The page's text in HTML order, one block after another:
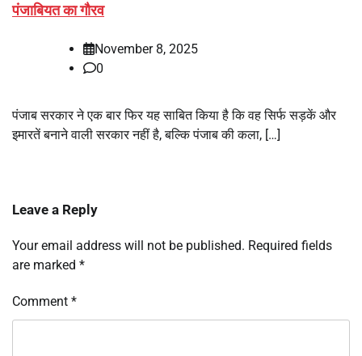
पंजाबियत का गौरव
November 8, 2025
0
पंजाब सरकार ने एक बार फिर यह साबित किया है कि वह सिर्फ सड़कें और
इमारतें बनाने वाली सरकार नहीं है, बल्कि पंजाब की कला, […]
Leave a Reply
Your email address will not be published. Required fields
are marked *
Comment *